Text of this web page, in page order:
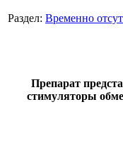
Раздел: Временно
Препарат
стимуляторы